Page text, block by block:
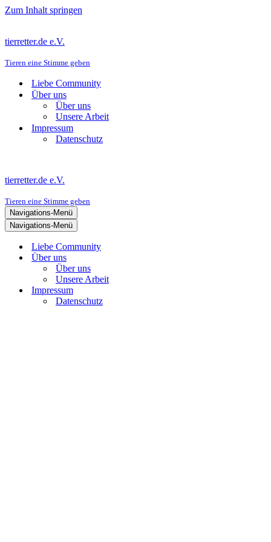
Zum Inhalt springen
tierretter.de e.V.
Tieren eine Stimme geben
Liebe Community
Über uns
Über uns
Unsere Arbeit
Impressum
Datenschutz
tierretter.de e.V.
Tieren eine Stimme geben
Navigations-Menü
Navigations-Menü
Liebe Community
Über uns
Über uns
Unsere Arbeit
Impressum
Datenschutz